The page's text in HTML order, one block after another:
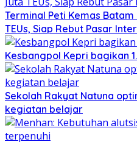
Terminal Peti Kemas
TEUs, Siap Rebut Pasar
Kesbangpol Kepri bagikan
Sekolah Rakyat Natuna
kegiatan belajar